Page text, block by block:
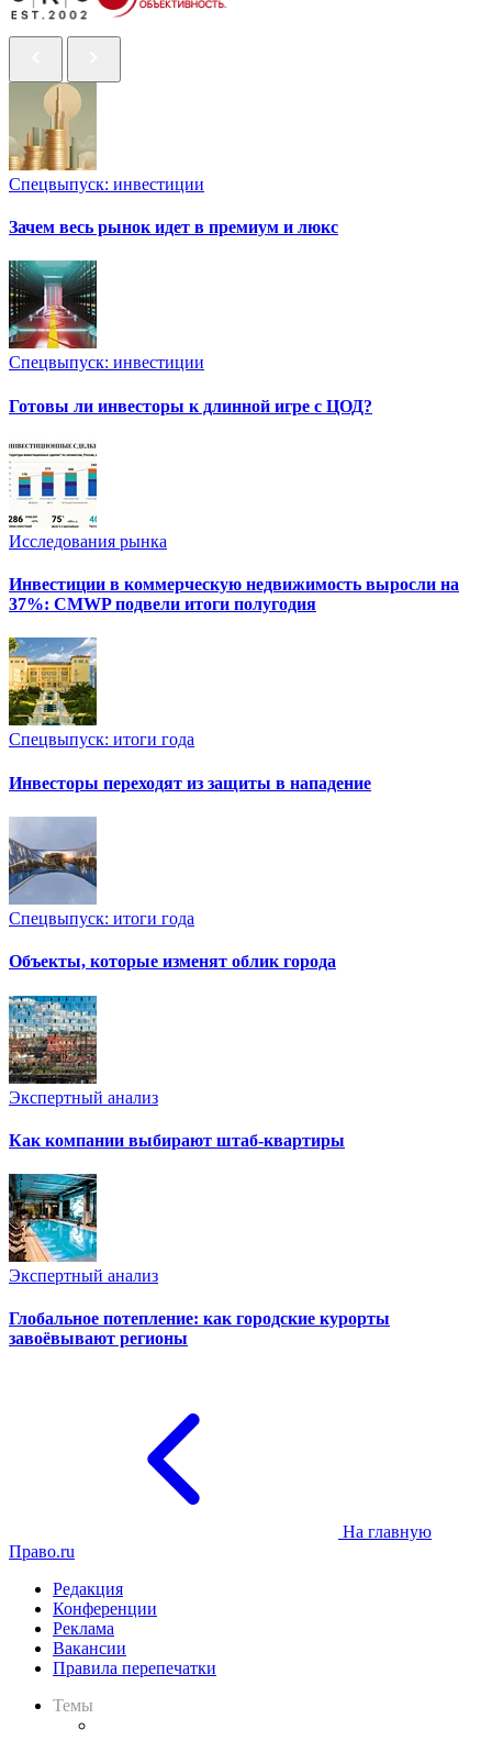
Спецвыпуск: инвестиции
Зачем весь рынок идет в премиум и люкс
Спецвыпуск: инвестиции
Готовы ли инвесторы к длинной игре с ЦОД?
Исследования рынка
Инвестиции в коммерческую недвижимость выросли на
37%: CMWP подвели итоги полугодия
Спецвыпуск: итоги года
Инвесторы переходят из защиты в нападение
Спецвыпуск: итоги года
Объекты, которые изменят облик города
Экспертный анализ
Как компании выбирают штаб-квартиры
Экспертный анализ
Глобальное потепление: как городские курорты
завоёвывают регионы
На главную
Право.ru
Редакция
Конференции
Реклама
Вакансии
Правила перепечатки
Темы